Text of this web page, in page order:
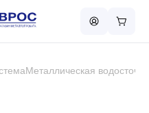
Металлическая